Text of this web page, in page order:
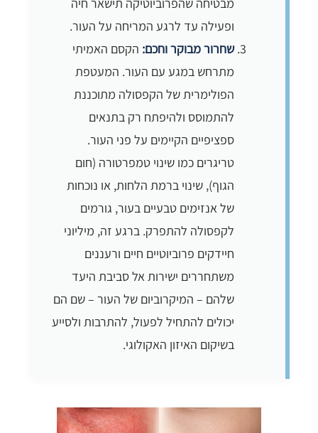
מבטיחה שהפרוביוטיקה תישאר חיה
ופעילה עד לרגע המריחה על העור.
שחרור מבוקר וחכם: הקסם האמיתי
מתרחש במגע עם העור. המעטפת
הפולימרית של הקפסולה מתוכננת
להתמוסס ולהיפתח רק בתנאים
ספציפיים הקיימים על פני העור.
טריגרים כמו שינוי טמפרטורה (חום
הגוף), שינוי ברמת הלחות, או נוכחות
של אנזימים טבעיים בעור, גורמים
לקפסולה להתפרק. ברגע זה, מיליוני
חיידקים פרוביוטיים חיים ורעננים
משתחררים ישירות אל סביבת היעד
שלהם – המיקרוביום של העור – שם הם
יכולים להתחיל לפעול, להתרבות ולסייע
בשיקום האיזון האקולוגי.